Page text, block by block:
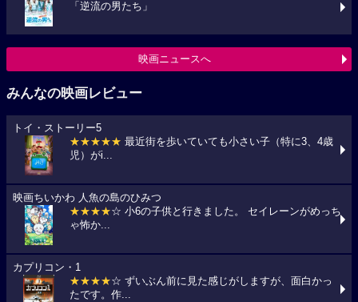
「逆流の男たち」
映画ニュースへ
みんなの映画レビュー
トイ・ストーリー5
★★★★★ 最近街を歩いていても小さい子（特に3、4歳
児）がi...
映画ちいかわ 人魚の島のひみつ
★★★★☆ 小6の子供と行きました。 セイレーンがめっち
ゃ怖か...
カプリコン・1
★★★★☆ ずいぶん前に見た感じがしますが、面白かっ
たです。作...